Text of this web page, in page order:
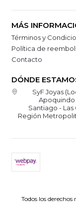
MÁS
Términos y
Política de
Contacto
DÓNDE
SyF Joyas
Apoquindo
Santiago - Las
Región
Todos los derechos